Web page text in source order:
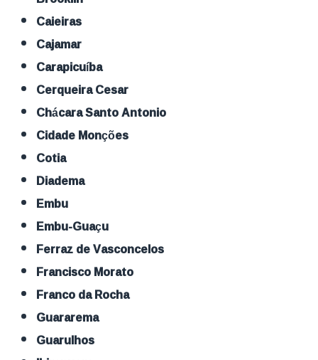
Caieiras
Cajamar
Carapicuíba
Cerqueira Cesar
Chácara Santo Antonio
Cidade Monções
Cotia
Diadema
Embu
Embu-Guaçu
Ferraz de Vasconcelos
Francisco Morato
Franco da Rocha
Guararema
Guarulhos